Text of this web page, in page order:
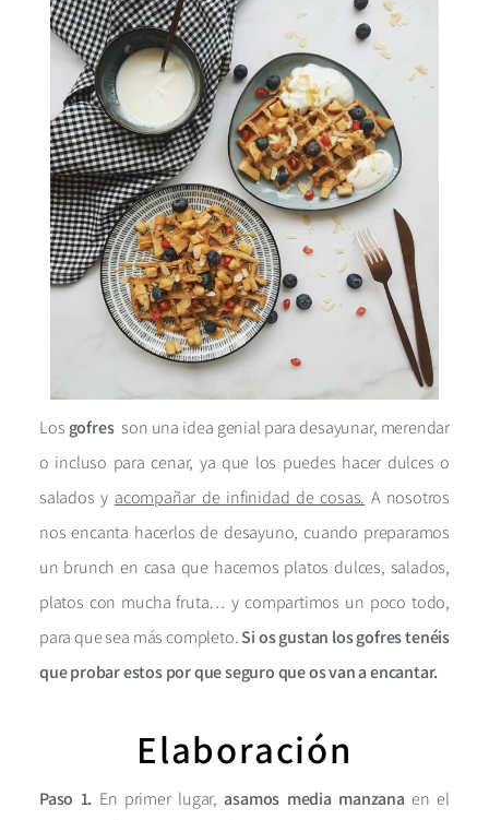
Los gofres son una idea genial para desayunar, merendar
o incluso para cenar, ya que los puedes hacer dulces o
salados y acompañar de infinidad de cosas. A nosotros
nos encanta hacerlos de desayuno, cuando preparamos
un brunch en casa que hacemos platos dulces, salados,
platos con mucha fruta… y compartimos un poco todo,
para que sea más completo.Si os gustan los gofres tenéis
que probar estos por que seguro que os van a encantar.
Elaboración
Paso 1. En primer lugar,asamos media manzana en el